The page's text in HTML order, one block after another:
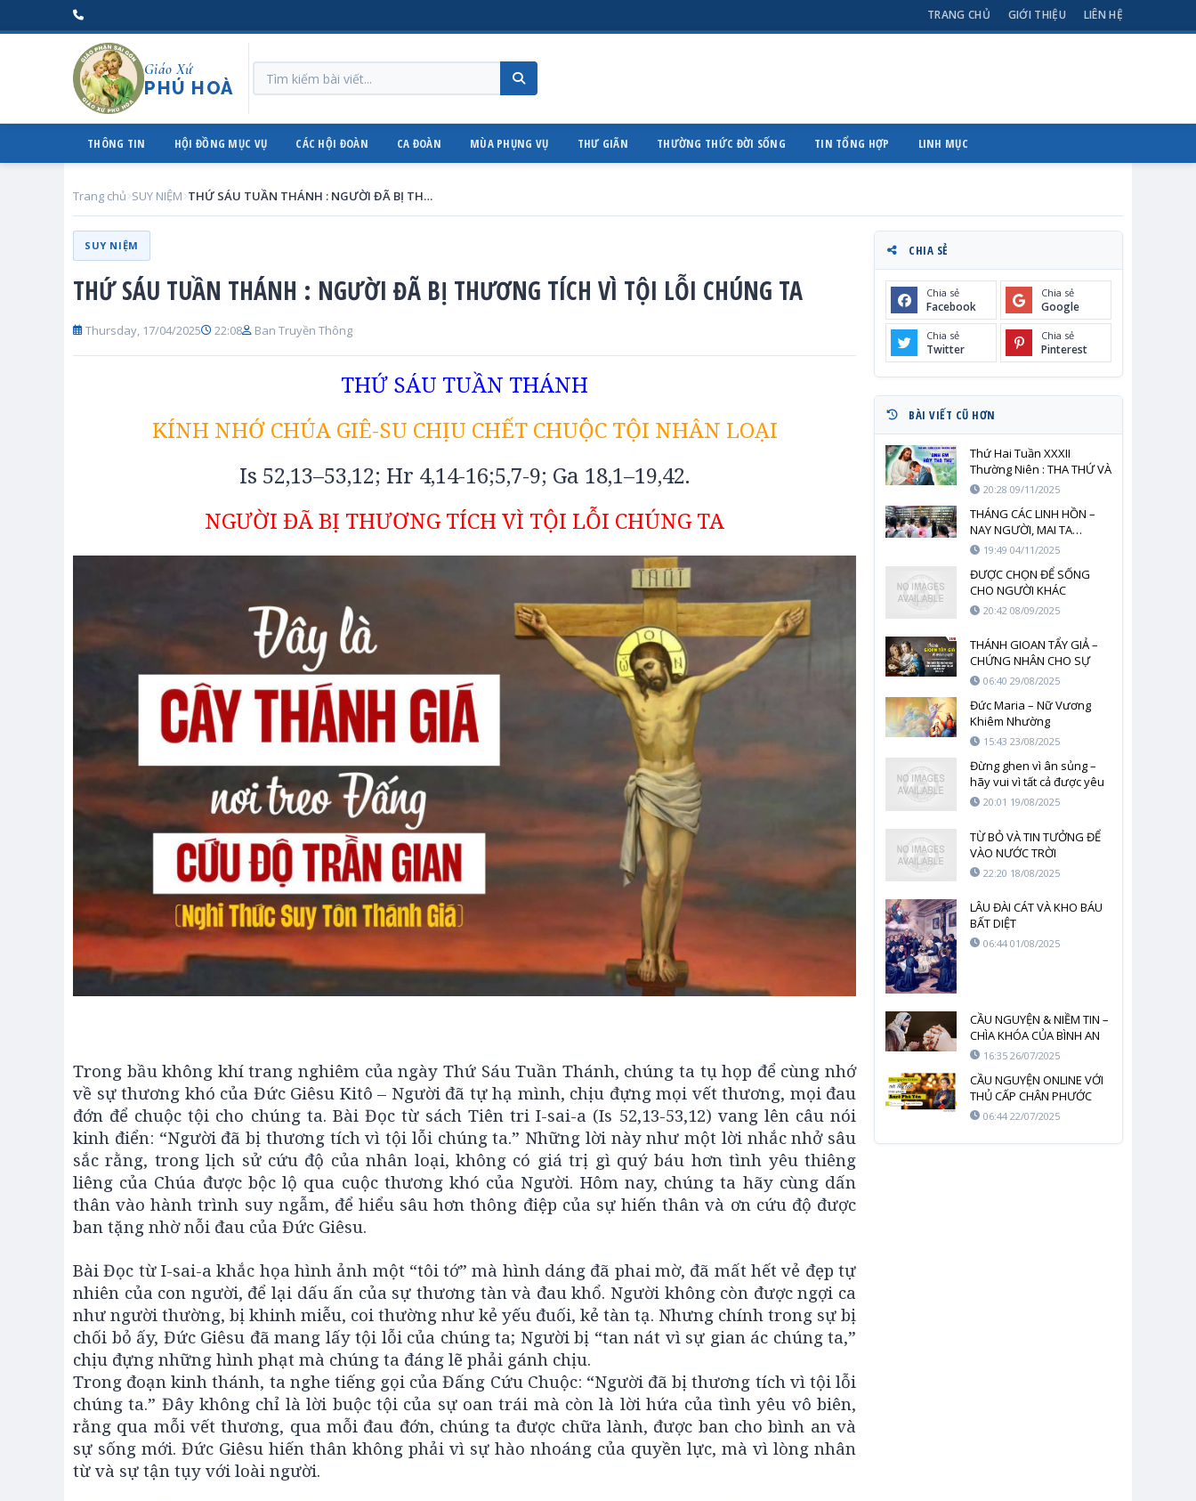
TRANG CHỦ GIỚI THIỆU LIÊN HỆ
Giáo Xứ
PHÚ HOÀ
THÔNG TIN HỘI ĐỒNG MỤC VỤ CÁC HỘI ĐOÀN CA ĐOÀN MÙA PHỤNG VỤ THƯ GIÃN THƯỜNG THỨC ĐỜI SỐNG TIN TỔNG HỢP LINH MỤC
Trang chủ SUY NIỆM THỨ SÁU TUẦN THÁNH : NGƯỜI ĐÃ BỊ THƯƠNG TÍCH VÌ TỘI LỖI CHÚNG TA
SUY NIỆM
THỨ SÁU TUẦN THÁNH : NGƯỜI ĐÃ BỊ THƯƠNG TÍCH VÌ TỘI LỖI CHÚNG TA
Thursday, 17/04/2025 22:08 Ban Truyền Thông
THỨ SÁU TUẦN THÁNH
KÍNH NHỚ CHÚA GIÊ-SU CHỊU CHẾT CHUỘC TỘI NHÂN LOẠI
Is 52,13–53,12; Hr 4,14-16;5,7-9; Ga 18,1–19,42.
NGƯỜI ĐÃ BỊ THƯƠNG TÍCH VÌ TỘI LỖI CHÚNG TA
Trong bầu không khí trang nghiêm của ngày Thứ Sáu Tuần Thánh, chúng ta tụ họp để cùng nhớ
về sự thương khó của Đức Giêsu Kitô – Người đã tự hạ mình, chịu đựng mọi vết thương, mọi đau
đớn để chuộc tội cho chúng ta. Bài Đọc từ sách Tiên tri I-sai-a (Is 52,13-53,12) vang lên câu nói
kinh điển: “Người đã bị thương tích vì tội lỗi chúng ta.” Những lời này như một lời nhắc nhở sâu
sắc rằng, trong lịch sử cứu độ của nhân loại, không có giá trị gì quý báu hơn tình yêu thiêng
liêng của Chúa được bộc lộ qua cuộc thương khó của Người. Hôm nay, chúng ta hãy cùng dấn
thân vào hành trình suy ngẫm, để hiểu sâu hơn thông điệp của sự hiến thân và ơn cứu độ được
ban tặng nhờ nỗi đau của Đức Giêsu.
Bài Đọc từ I-sai-a khắc họa hình ảnh một “tôi tớ” mà hình dáng đã phai mờ, đã mất hết vẻ đẹp tự
nhiên của con người, để lại dấu ấn của sự thương tàn và đau khổ. Người không còn được ngợi ca
như người thường, bị khinh miễu, coi thường như kẻ yếu đuối, kẻ tàn tạ. Nhưng chính trong sự bị
chối bỏ ấy, Đức Giêsu đã mang lấy tội lỗi của chúng ta; Người bị “tan nát vì sự gian ác chúng ta,”
chịu đựng những hình phạt mà chúng ta đáng lẽ phải gánh chịu.
Trong đoạn kinh thánh, ta nghe tiếng gọi của Đấng Cứu Chuộc: “Người đã bị thương tích vì tội lỗi
chúng ta.” Đây không chỉ là lời buộc tội của sự oan trái mà còn là lời hứa của tình yêu vô biên,
rằng qua mỗi vết thương, qua mỗi đau đớn, chúng ta được chữa lành, được ban cho bình an và
sự sống mới. Đức Giêsu hiến thân không phải vì sự hào nhoáng của quyền lực, mà vì lòng nhân
từ và sự tận tụy với loài người.
CHIA SẺ
Chia sẻ
Facebook
Chia sẻ
Google
Chia sẻ
Twitter
Chia sẻ
Pinterest
BÀI VIẾT CŨ HƠN
Thứ Hai Tuần XXXII
Thường Niên : THA THỨ VÀ
ĐỨC TIN – HAI TRỤ CỘT
KITÔ
20:28 09/11/2025
THÁNG CÁC LINH HỒN –
NAY NGƯỜI, MAI TA…
19:49 04/11/2025
ĐƯỢC CHỌN ĐỂ SỐNG
CHO NGƯỜI KHÁC
20:42 08/09/2025
THÁNH GIOAN TẨY GIẢ –
CHỨNG NHÂN CHO SỰ
THẬT06:40 29/08/2025
Đức Maria – Nữ Vương
Khiêm Nhường
15:43 23/08/2025
Đừng ghen vì ân sủng –
hãy vui vì tất cả được yêu
20:01 19/08/2025
TỪ BỎ VÀ TIN TƯỞNG ĐỂ
VÀO NƯỚC TRỜI
22:20 18/08/2025
LÂU ĐÀI CÁT VÀ KHO BÁU
BẤT DIỆT
06:44 01/08/2025
CẦU NGUYỆN & NIỀM TIN –
CHÌA KHÓA CỦA BÌNH AN
NỘI TÂM
16:35 26/07/2025
CẦU NGUYỆN ONLINE VỚI
THỦ CẤP CHÂN PHƯỚC
ANRÊ PHÚ YÊN
06:44 22/07/2025